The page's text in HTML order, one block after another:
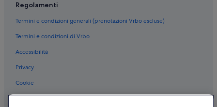
Regolamenti
Termini e condizioni generali (prenotazioni Vrbo escluse)
Termini e condizioni di Vrbo
Accessibilità
Privacy
Cookie